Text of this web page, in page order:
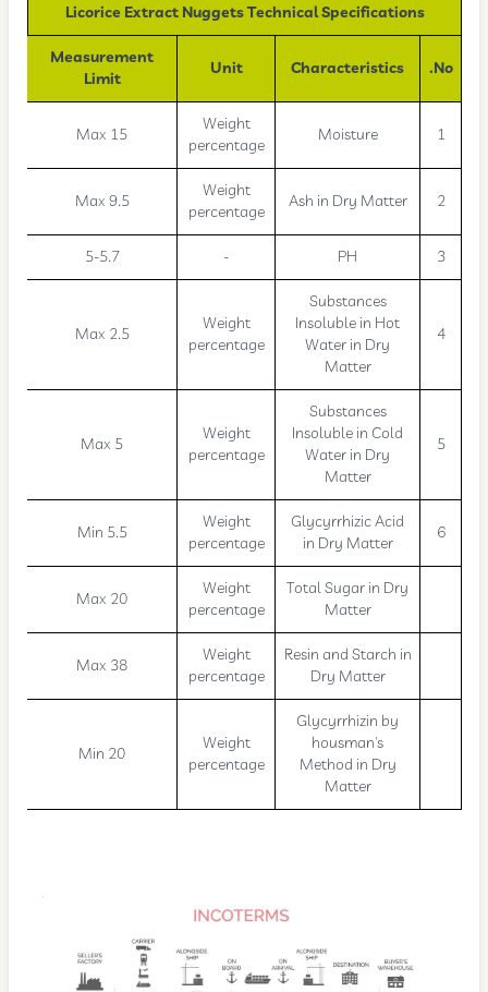
Licorice Extract Nuggets Technical Specifications
No.
Characteristics
Unit
Measurement
Limit
1
Moisture
Weight
percentage
Max 15
2
Ash in Dry Matter
Weight
percentage
Max 9.5
3
PH
-
5-5.7
4
Substances
Insoluble in Hot
Water in Dry
Matter
Weight
percentage
Max 2.5
5
Substances
Insoluble in Cold
Water in Dry
Matter
Weight
percentage
Max 5
6
Glycyrrhizic Acid
in Dry Matter
Weight
percentage
Min 5.5
Total Sugar in Dry
Matter
Weight
percentage
Max 20
Resin and Starch in
Dry Matter
Weight
percentage
Max 38
Glycyrrhizin by
housman's
Method in Dry
Matter
Weight
percentage
Min 20